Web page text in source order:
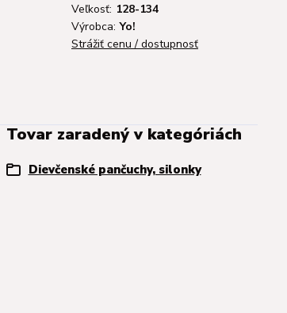
Veľkosť: 128-134
Výrobca: Yo!
Strážiť cenu / dostupnosť
Tovar zaradený v kategóriách
Dievčenské pančuchy, silonky